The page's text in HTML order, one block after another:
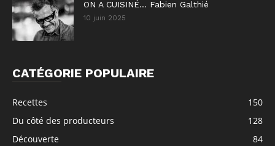
ON A CUISINÉ… Fabien Galthié
10 juin 2025
CATÉGORIE POPULAIRE
Recettes
150
Du côté des producteurs
128
Découverte
84